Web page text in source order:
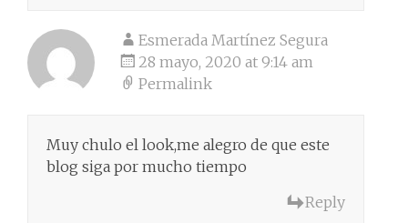
Esmerada Martínez Segura
28 mayo, 2020 at 9:14 am
Permalink
Muy chulo el look,me alegro de que este
blog siga por mucho tiempo
Reply